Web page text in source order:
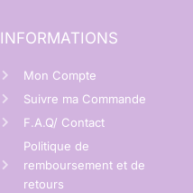
INFORMATIONS
Mon Compte
Suivre ma Commande
F.A.Q/ Contact
Politique de
remboursement et de
retours